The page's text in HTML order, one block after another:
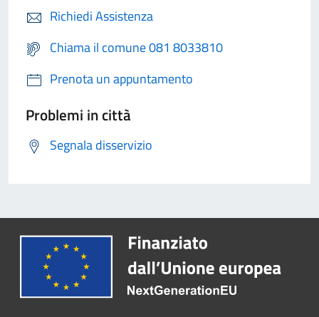
Richiedi Assistenza
Chiama il comune 081 8033810
Prenota un appuntamento
Problemi in città
Segnala disservizio